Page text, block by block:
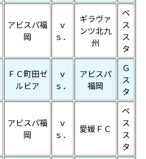
アビスパ福
岡
ｖ
ｓ．
ギラヴァ
ンツ北九
州
ベ
ス
ス
タ
ＦＣ町田ゼ
ルビア
ｖ
ｓ．
アビスパ
福岡
Ｇ
ス
タ
アビスパ福
岡
ｖ
ｓ．
愛媛ＦＣ
ベ
ス
ス
タ